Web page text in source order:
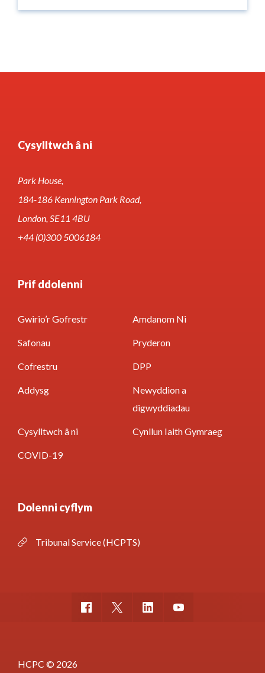
Cysylltwch â ni
Park House,
184-186 Kennington Park Road,
London, SE11 4BU
+44 (0)300 5006184
Prif ddolenni
Gwirio’r Gofrestr Amdanom Ni
Safonau Pryderon
Cofrestru DPP
Addysg
Newyddion a
digwyddiadau
Cysylltwch â ni Cynllun Iaith Gymraeg
COVID-19
Dolenni cyflym
Tribunal Service (HCPTS)
HCPC © 2026